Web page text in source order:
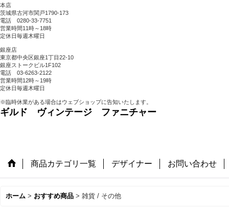
本店
茨城県古河市関戸1790-173
電話 0280-33-7751
営業時間11時～18時
定休日毎週木曜日
銀座店
東京都中央区銀座1丁目22-10
銀座ストークビル1F102
電話 03-6263-2122
営業時間12時～19時
定休日毎週木曜日
※臨時休業がある場合はウェブショップに告知いたします。
ギルド ヴィンテージ ファニチャー
商品カテゴリ一覧 デザイナー お問い合わせ
ホーム > おすすめ商品 > 雑貨 / その他